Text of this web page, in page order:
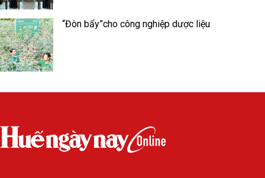
“Đòn bẩy”cho công nghiệp dược liệu